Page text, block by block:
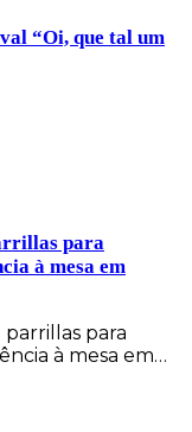
“Oi, que tal um
para
à mesa em
para
à mesa em…